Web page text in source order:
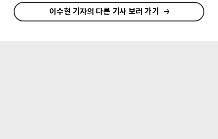
이수현 기자의 다른 기사 보러 가기